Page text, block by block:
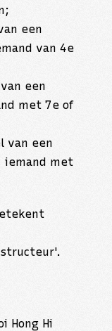
een
van 4e
een
met 7e of
van een
iemand met
Hong Hi